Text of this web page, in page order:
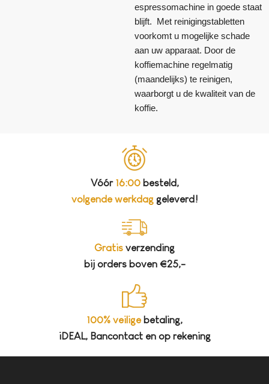
espressomachine in goede staat
blijft. Met reinigingstabletten
voorkomt u mogelijke schade
aan uw apparaat. Door de
koffiemachine regelmatig
(maandelijks) te reinigen,
waarborgt u de kwaliteit van de
koffie.
Vóór 16:00besteld,
volgende werkdag geleverd!
Gratis verzending
bij orders boven €25,-
100% veiligebetaling,
iDEAL, Bancontact en op rekening